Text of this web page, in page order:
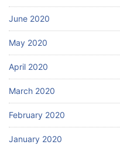
June 2020
May 2020
April 2020
March 2020
February 2020
January 2020